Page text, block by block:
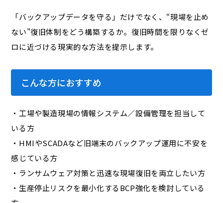
「バックアップデータを守る」だけでなく、“現場を止め
ない”復旧体制をどう構築するか。復旧時間を限りなくゼ
ロに近づける現実的な方法を提示します。
こんな方におすすめ
・工場や製造現場の情報システム／設備管理を担当して
いる方
・HMIやSCADAなど旧端末のバックアップ運用に不安を
感じている方
・ランサムウェア対策と迅速な現場復旧を両立したい方
・生産停止リスクを最小化するBCP強化を検討している